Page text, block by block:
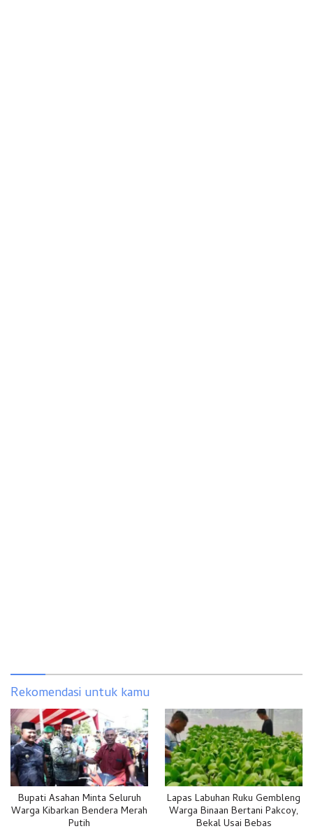
Rekomendasi untuk kamu
Bupati Asahan Minta Seluruh
Warga Kibarkan Bendera Merah
Putih
Lapas Labuhan Ruku Gembleng
Warga Binaan Bertani Pakcoy,
Bekal Usai Bebas